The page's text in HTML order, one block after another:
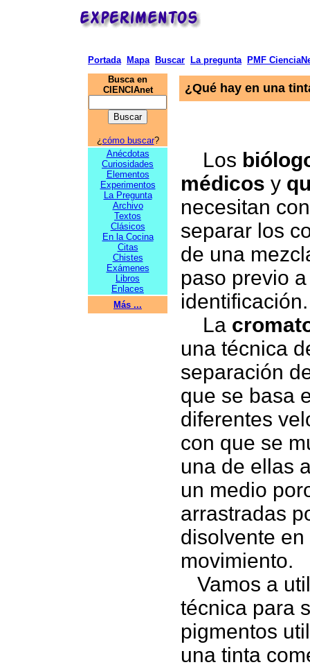
Portada Mapa Buscar La pregunta
PMF
Busca en
CIENCIAnet
¿ cómo buscar?
Anécdotas
Curiosidades
Elementos
Experimentos
La Pregunta
Archivo
Textos
Clásicos
En la Cocina
Citas
Chistes
Exámenes
Libros
Enlaces
Más ...
¿Qué hay en una
Los
médicos y
necesitan
separar los
de una
paso previo
identificación.
La
una técnica
separación
que se basa
diferentes
con que se
una de ellas
un medio
arrastradas
disolvente en
movimiento.
Vamos a
técnica para
pigmentos
una tinta